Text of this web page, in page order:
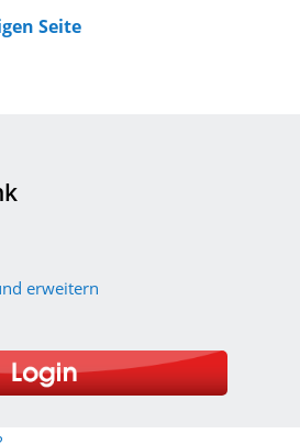
Seite
erweitern